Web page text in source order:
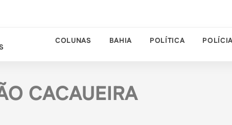
COLUNAS BAHIA POLÍTICA
CACAUEIRA